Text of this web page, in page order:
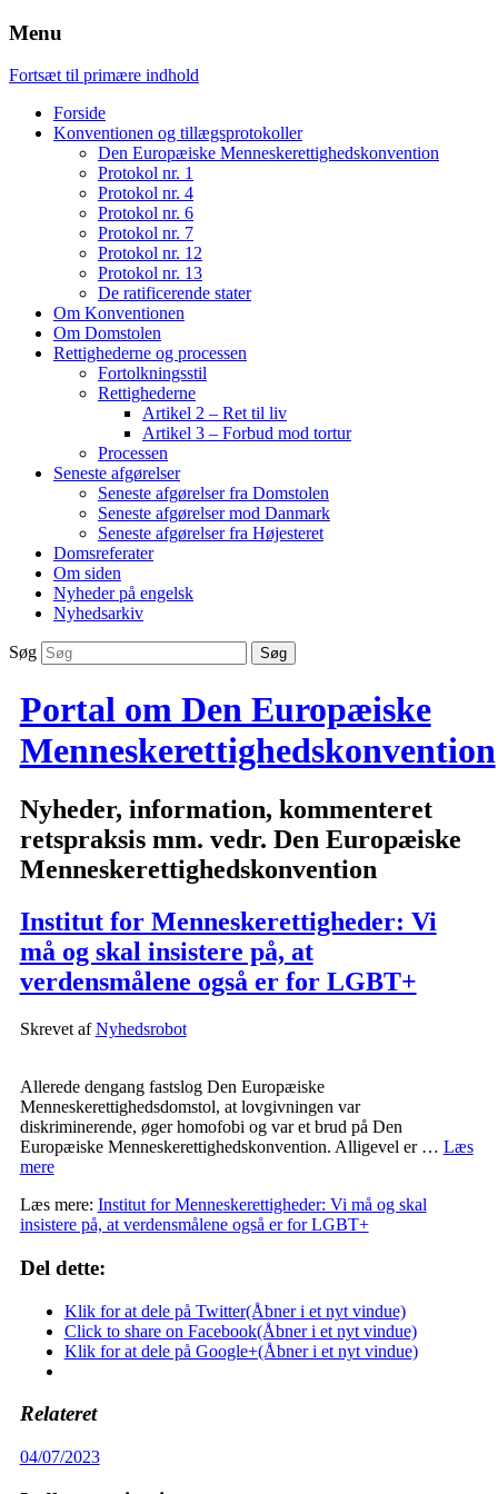
Menu
Fortsæt til primære indhold
Forside
Konventionen og tillægsprotokoller
Den Europæiske Menneskerettighedskonvention
Protokol nr. 1
Protokol nr. 4
Protokol nr. 6
Protokol nr. 7
Protokol nr. 12
Protokol nr. 13
De ratificerende stater
Om Konventionen
Om Domstolen
Rettighederne og processen
Fortolkningsstil
Rettighederne
Artikel 2 – Ret til liv
Artikel 3 – Forbud mod tortur
Processen
Seneste afgørelser
Seneste afgørelser fra Domstolen
Seneste afgørelser mod Danmark
Seneste afgørelser fra Højesteret
Domsreferater
Om siden
Nyheder på engelsk
Nyhedsarkiv
Søg
Portal om Den Europæiske
Menneskerettighedskonvention
Nyheder, information, kommenteret
retspraksis mm. vedr. Den Europæiske
Menneskerettighedskonvention
Institut for Menneskerettigheder: Vi
må og skal insistere på, at
verdensmålene også er for LGBT+
Skrevet afNyhedsrobot
Allerede dengang fastslog Den Europæiske
Menneskerettighedsdomstol, at lovgivningen var
diskriminerende, øger homofobi og var et brud på Den
Europæiske Menneskerettighedskonvention. Alligevel er … Læs
mere
Læs mere: Institut for Menneskerettigheder: Vi må og skal
insistere på, at verdensmålene også er for LGBT+
Del dette:
Klik for at dele på Twitter(Åbner i et nyt vindue)
Click to share on Facebook(Åbner i et nyt vindue)
Klik for at dele på Google+(Åbner i et nyt vindue)
Relateret
04/07/2023